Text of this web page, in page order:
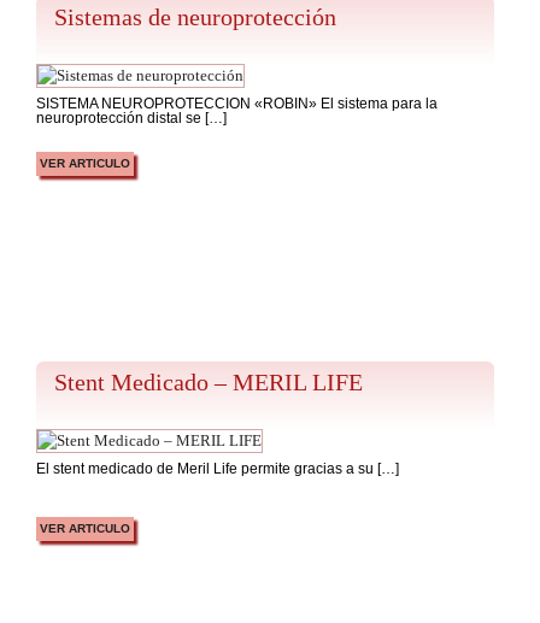
Sistemas de neuroprotección
SISTEMA NEUROPROTECCIÓN «ROBIN» El sistema para la
neuroprotección distal se […]
VER ARTICULO
Stent Medicado – MERIL LIFE
El stent medicado de Meril Life permite gracias a su […]
VER ARTICULO